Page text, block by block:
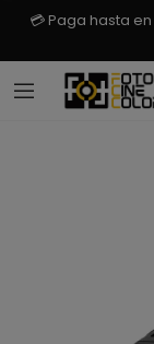
💳 Paga hasta en